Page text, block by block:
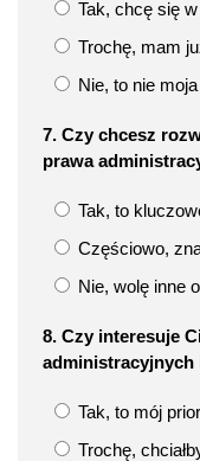
Tak, chcę się
Trochę, mam
Nie, to nie
7. Czy chcesz
prawa
Tak, to
Częściowo,
Nie, wolę inne
8. Czy interesuje
administracyjnych
Tak, to mój
Trochę,